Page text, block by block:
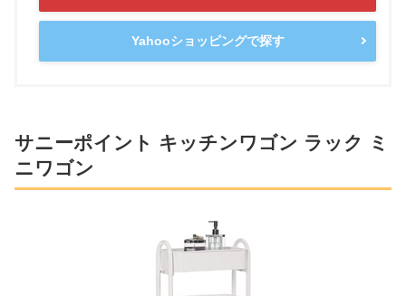
Yahooショッピングで探す
サニーポイント キッチンワゴン ラック ミ
ニワゴン